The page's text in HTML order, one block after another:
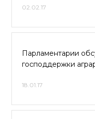
02.02.17
Парламентарии
господдержки
18.01.17